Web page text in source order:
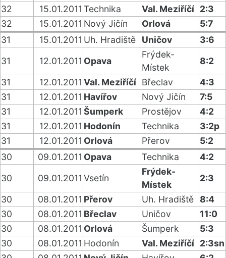
32
15.01.2011 Technika Val. Meziříčí 2:3
32
15.01.2011 Nový Jičín Orlová
5:7
31
15.01.2011 Uh. Hradiště Uničov
3:6
31
12.01.2011 Opava
Frýdek-
Místek
8:2
31
12.01.2011 Val. Meziříčí Břeclav
4:3
31
12.01.2011 Havířov Nový Jičín
7:5
31
12.01.2011 Šumperk Prostějov
4:2
31
12.01.2011 Hodonín Technika
3:2p
31
12.01.2011 Orlová Přerov
5:2
30
09.01.2011 Opava Technika
4:2
30
09.01.2011 Vsetín
Frýdek-
Místek
2:3
30
08.01.2011 Přerov Uh. Hradiště
8:4
30
08.01.2011 Břeclav Uničov
11:0
30
08.01.2011 Orlová Šumperk
5:3
30
08.01.2011 Hodonín Val. Meziříčí 2:3sn